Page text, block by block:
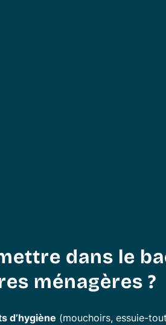
des ordures
dans le
ménagères ?
d’hygiène (mouchoirs, essuie-